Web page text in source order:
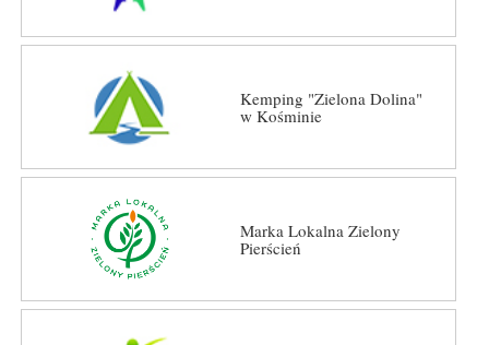
Kemping "Zielona Dolina"
w Kośminie
Marka Lokalna Zielony
Pierścień